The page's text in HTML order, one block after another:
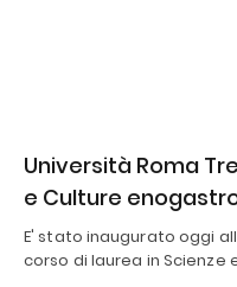
Università Roma
e Culture
E' stato inaugurato oggi
corso di laurea in Scienze